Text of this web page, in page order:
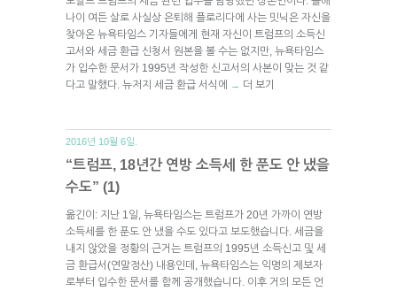
나이 여든 살로 사실상 은퇴해 플로리다에 사는 밋닉은 자신을
찾아온 뉴욕타임스 기자들에게 현재 자신이 트럼프의 소득신
고서와 세금 환급 신청서 원본을 볼 수는 없지만, 뉴욕타임스
가 입수한 문서가 1995년 작성한 신고서의 사본이 맞는 것 같
다고 말했다. 뉴저지 세금 환급 서식에
→ 더 보기
2016년 10월 6일.
“트럼프, 18년간 연방 소득세 한 푼도 안 냈을
수도” (1)
옮긴이: 지난 1일, 뉴욕타임스는 트럼프가 20년 가까이 연방
소득세를 한 푼도 안 냈을 수도 있다고 보도했습니다. 세금을
내지 않았을 정황의 근거는 트럼프의 1995년 소득신고 및 세
금 환급서(연말정산) 내용인데, 뉴욕타임스는 익명의 제보자
로부터 입수한 문서를 함께 공개했습니다. 이후 거의 모든 언